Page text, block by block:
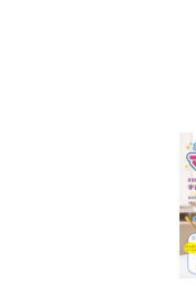
TAX
PARCOメン